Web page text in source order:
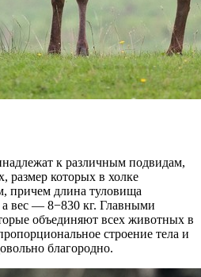
к различным подвидам,
размер которых в холке
причем длина туловища
а вес — 8−830 кг. Главными
объединяют всех животных в
строение тела и
благородно.